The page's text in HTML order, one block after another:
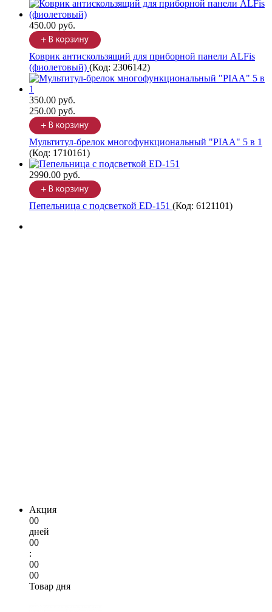
450.00 руб.
Коврик антискользящий для приборной панели ALFis
(фиолетовый) (Код: 2306142)
350.00 руб.
250.00 руб.
Мультитул-брелок многофункциональный "PIAA" 5 в 1
(Код: 1710161)
2990.00 руб.
Пепельница с подсветкой ED-151 (Код: 6121101)
Акция
00
дней
00
:
00
00
Товар дня